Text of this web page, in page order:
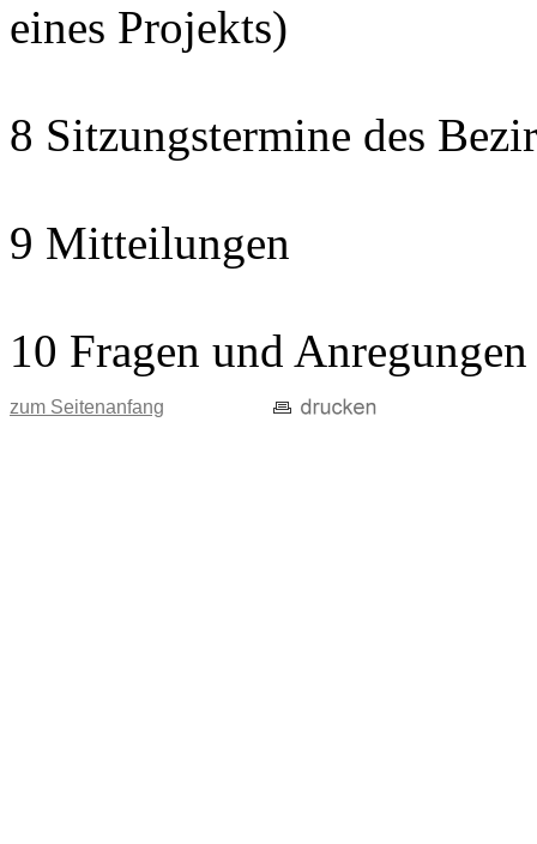
eines Projekts)
8 Sitzungstermine des
9 Mitteilungen
10 Fragen und Anregungen
zum Seitenanfang